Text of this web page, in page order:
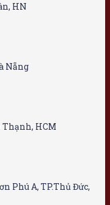
HN
Nẵng
Thạnh, HCM
Phú A, TP.Thủ Đức,